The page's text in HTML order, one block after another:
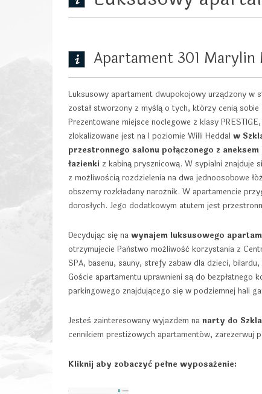
Apartament 301 Marylin
Luksusowy apartament dwupokojowy urządzony w
został stworzony z myślą o tych, którzy cenią
Prezentowane miejsce noclegowe z klasy
zlokalizowane jest na I poziomie Willi Heddal w
przestronnego salonu połączonego z
łazienki z kabiną prysznicową. W sypialni znajduje
z możliwością rozdzielenia na dwa jednoosobowe
obszerny rozkładany narożnik. W apartamencie
dorosłych. Jego dodatkowym atutem jest
Decydując się na wynajem luksusowego
otrzymujecie Państwo możliwość korzystania z
SPA, basenu, sauny, strefy zabaw dla dzieci,
Goście apartamentu uprawnieni są do bezpłatnego
parkingowego znajdującego się w podziemnej hali
Jesteś zainteresowany wyjazdem na narty do
cennikiem prestiżowych apartamentów, zarezerwuj
Kliknij aby zobaczyć pełne wyposażenie: